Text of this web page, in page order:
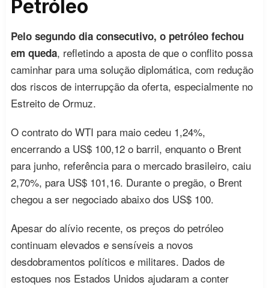
Petróleo
Pelo segundo dia consecutivo, o petróleo fechou
em queda, refletindo a aposta de que o conflito possa
caminhar para uma solução diplomática, com redução
dos riscos de interrupção da oferta, especialmente no
Estreito de Ormuz.
O contrato do WTI para maio cedeu 1,24%,
encerrando a US$ 100,12 o barril, enquanto o Brent
para junho, referência para o mercado brasileiro, caiu
2,70%, para US$ 101,16. Durante o pregão, o Brent
chegou a ser negociado abaixo dos US$ 100.
Apesar do alívio recente, os preços do petróleo
continuam elevados e sensíveis a novos
desdobramentos políticos e militares. Dados de
estoques nos Estados Unidos ajudaram a conter